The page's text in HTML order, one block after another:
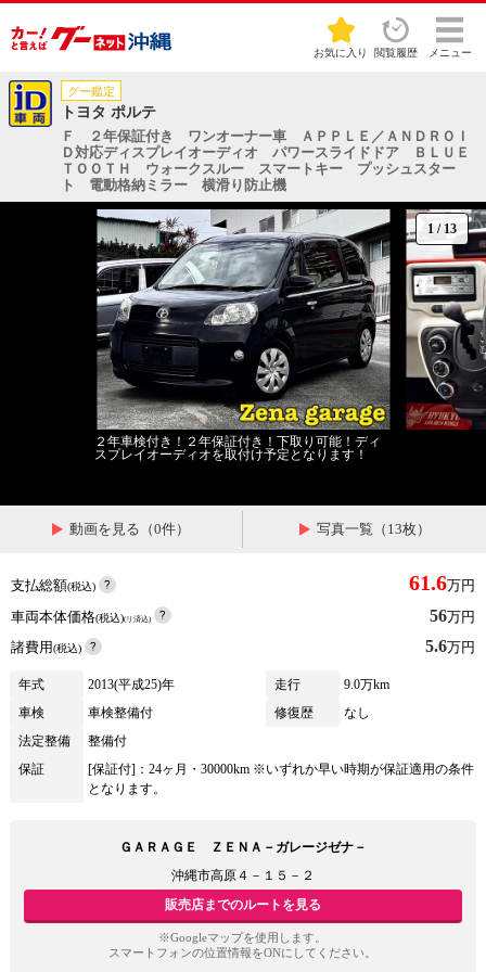
お気に入り 閲覧履歴 メニュー
グー鑑定
トヨタ ポルテ
Ｆ ２年保証付き ワンオーナー車 ＡＰＰＬＥ／ＡＮＤＲＯＩ
Ｄ対応ディスプレイオーディオ パワースライドドア ＢＬＵＥ
ＴＯＯＴＨ ウォークスルー スマートキー プッシュスター
ト 電動格納ミラー 横滑り防止機
1 / 13
２年車検付き！２年保証付き！下取り可能！ディ
スプレイオーディオを取付け予定となります！
動画を見る（0件） 写真一覧（13枚）
支払総額(税込) 61.6万円
車両本体価格(税込)(リ済込) 56万円
諸費用(税込) 5.6万円
年式 2013(平成25)年 走行
9.0万km
車検
車検整備付 修復歴
なし
法定整備
整備付
保証
[保証付]：24ヶ月・30000km ※いずれか早い時期が保証適用の条件
となります。
ＧＡＲＡＧＥ ＺＥＮＡ－ガレージゼナ－
沖縄市高原４－１５－２
販売店までのルートを見る
※Googleマップを使用します。
スマートフォンの位置情報をONにしてください。